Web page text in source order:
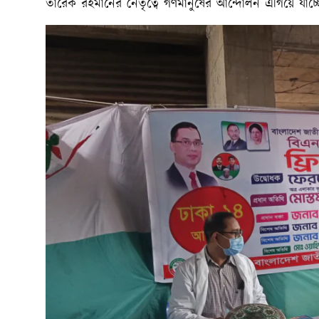
তারেক রহমানের নেতৃত্বে গণমানুষের আন্দোলন এগিয়ে